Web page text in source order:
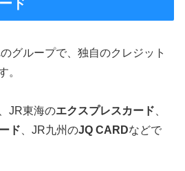
ド
グループで、独自のクレジット
。
、JR東海のエクスプレスカード
ド 、JR九州のJQ CARDなどで